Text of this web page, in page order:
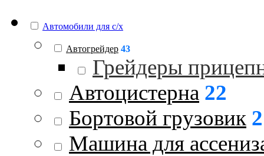
Автомобили для с/х
Автогрейдер 43
Грейдеры
Автоцистерна 22
Бортовой грузовик 2
Машина для